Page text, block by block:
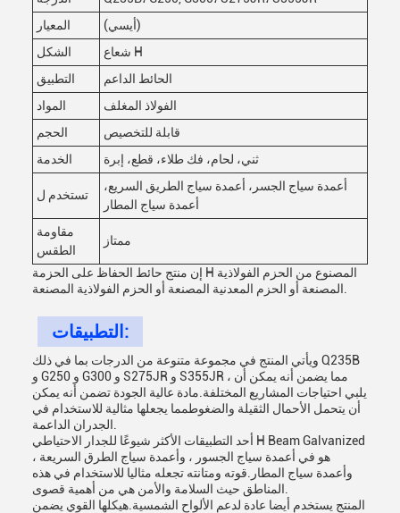
المعيار
(أيسي)
الشكل
شعاع H
التطبيق
الحائط الداعم
المواد
الفولاذ المغلف
الحجم
قابلة للتخصيص
الخدمة
ثني، لحام، فك طلاء، قطع، إبرة
تستخدم ل
أعمدة سياج الجسر، أعمدة سياج الطريق السريع،
أعمدة سياج المطار
مقاومة
الطقس
ممتاز
إن منتج حائط الحفاظ على الحزمة H المصنوع من الحزم الفولاذية
التطبيقات:
ويأتي المنتج في مجموعة متنوعة من الدرجات بما في ذلك Q235B
و G250 و G300 و S275JR و S355JR ، مما يضمن أنه يمكن أن
يلبي احتياجات المشاريع المختلفة.مادة عالية الجودة تضمن أنه يمكن
أن يتحمل الأحمال الثقيلة والضغوطمما يجعلها مثالية للاستخدام في
أحد التطبيقات الأكثر شيوعًا للجدار الاحتياطي H Beam Galvanized
هو في أعمدة سياج الجسور ، وأعمدة سياج الطرق السريعة ،
وأعمدة سياج المطار.قوته ومتانته تجعله مثاليا للاستخدام في هذه
المنتج يستخدم أيضا عادة لدعم الألواح الشمسية.هيكلها القوي يضمن